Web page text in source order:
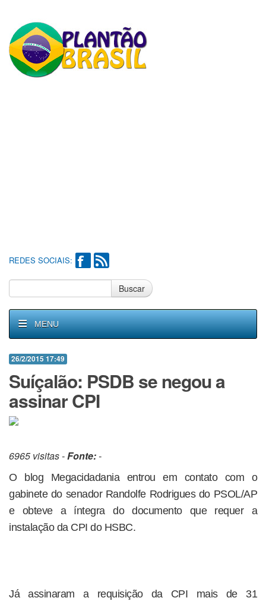
REDES SOCIAIS:
Buscar
MENU
26/2/2015 17:49
Suíçalão: PSDB se negou a
assinar CPI
6965 visitas -Fonte:-
O blog Megacidadania entrou em contato com o
gabinete do senador Randolfe Rodrigues do PSOL/AP
e obteve a íntegra do documento que requer a
instalação da CPI do HSBC.
Já assinaram a requisição da CPI mais de 31